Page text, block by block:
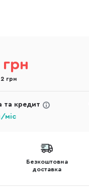
грн
та кредит
міс
Безкоштовна
доставка